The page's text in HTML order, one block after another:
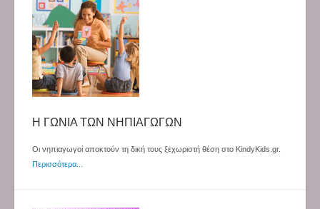
Η ΓΩΝΙΑ ΤΩΝ ΝΗΠΙΑΓΩΓΩΝ
Οι νηπιαγωγοί αποκτούν τη δική τους ξεχωριστή θέση στο KindyKids.gr.
Περισσότερα...